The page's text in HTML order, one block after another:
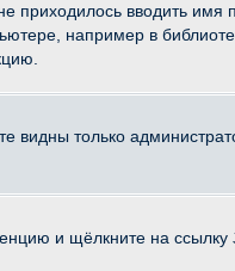
приходилось вводить имя
например в
видны только
и щёлкните на ссылку